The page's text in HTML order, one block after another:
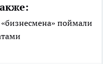
поймали